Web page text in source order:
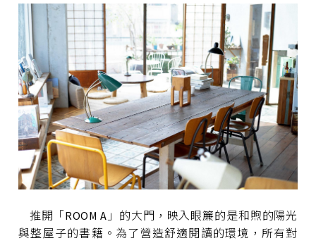
推開「ROOM A」的大門，映入眼簾的是和煦的陽光
與整屋子的書籍。為了營造舒適閱讀的環境，所有對